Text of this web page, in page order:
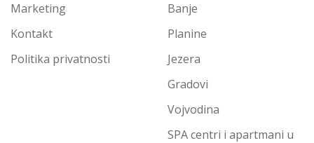
Marketing
Kontakt
Politika privatnosti
Banje
Planine
Jezera
Gradovi
Vojvodina
SPA centri i apartmani u